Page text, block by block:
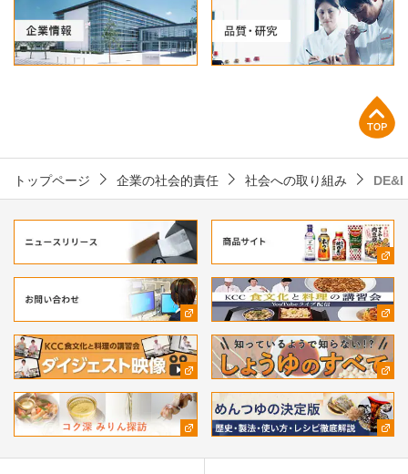
トップページ 企業の社会的責任 社会への取り組み DE&I